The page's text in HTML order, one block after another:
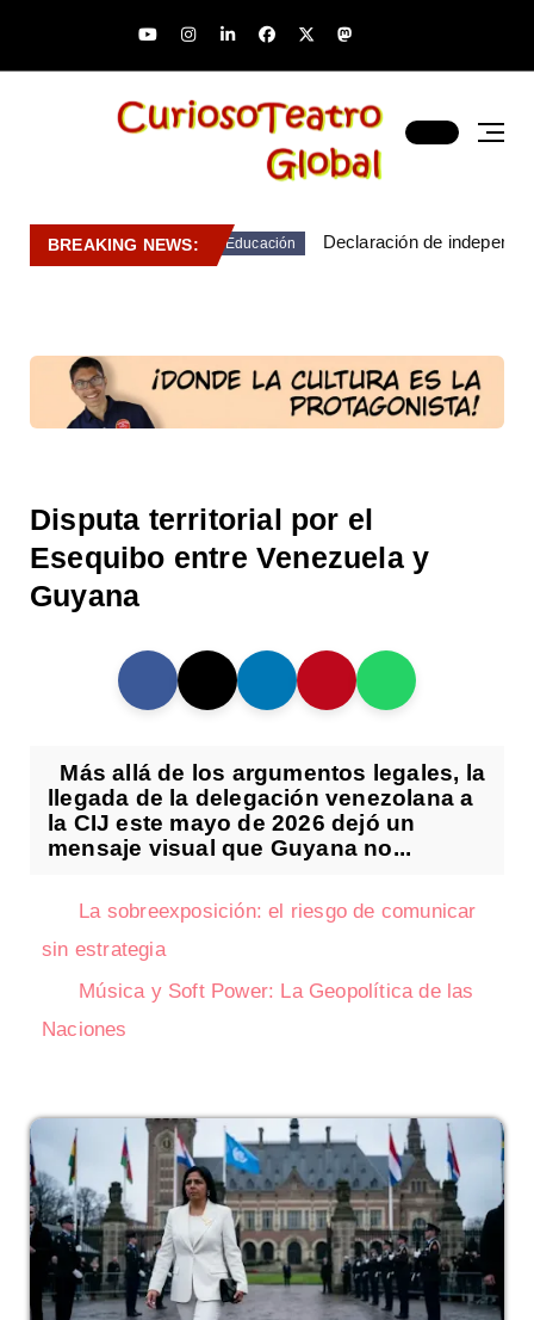
BREAKING NEWS: Educación Declaración de
Disputa territorial por el
Esequibo entre Venezuela y
Guyana
Más allá de los argumentos legales, la
llegada de la delegación venezolana a
la CIJ este mayo de 2026 dejó un
mensaje visual que Guyana no...
La sobreexposición: el riesgo de comunicar
sin estrategia
Música y Soft Power: La Geopolítica de las
Naciones